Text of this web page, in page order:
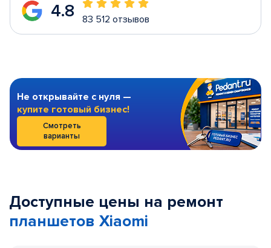
4.8 83 512 отзывов
Не открывайте с нуля —
купите готовый бизнес!
Смотреть
варианты
Доступные цены на ремонт
планшетов Xiaomi